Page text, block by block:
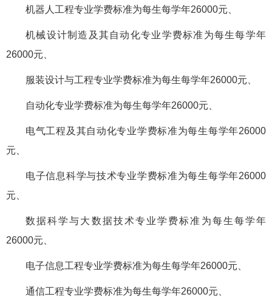
机器人工程专业学费标准为每生每学年26000元、
机械设计制造及其自动化专业学费标准为每生每学年
26000元、
服装设计与工程专业学费标准为每生每学年26000元、
自动化专业学费标准为每生每学年26000元、
电气工程及其自动化专业学费标准为每生每学年26000
元、
电子信息科学与技术专业学费标准为每生每学年26000
元、
数据科学与大数据技术专业学费标准为每生每学年
26000元、
电子信息工程专业学费标准为每生每学年26000元、
通信工程专业学费标准为每生每学年26000元、